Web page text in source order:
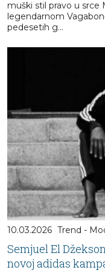
muški stil pravo u srce
legendarnom
pedesetih g...
10.03.2026 Trend -
Semjuel El
novoj adidas